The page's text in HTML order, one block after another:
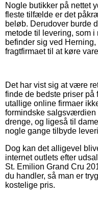
Nogle butikker på nettet
fleste tilfælde er det
beløb. Derudover burde
metode til levering, som
befinder sig ved
fragtfirmaet til at køre
Det har vist sig at være
finde de bedste priser på
utallige online firmaer
formindske salgsværdien
drenge, og ligeså til
nogle gange tilbyde
Dog kan det alligevel
internet outlets efter
St. Emilion Grand Cru
du handler, så man er
kostelige pris.